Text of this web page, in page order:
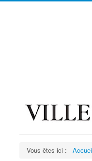
Vous êtes ici :